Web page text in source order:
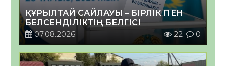
ҚҰРЫЛТАЙ САЙЛАУЫ – БІРЛІК ПЕН
БЕЛСЕНДІЛІКТІҢ БЕЛГІСІ
07.08.2026
22 0